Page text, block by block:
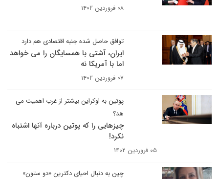
۰۸ فروردین ۱۴۰۲
توافق حاصل شده جنبه اقتصادی هم دارد
ایران، آشتی با همسایگان را می خواهد
اما با آمریکا نه
۰۷ فروردین ۱۴۰۲
پوتین به اوکراین بیشتر از غرب اهمیت می
هد؟
چیزهایی را که پوتین درباره آنها اشتباه
نکرد!
۰۵ فروردین ۱۴۰۲
چین به دنبال احیای دکترین «دو ستون»